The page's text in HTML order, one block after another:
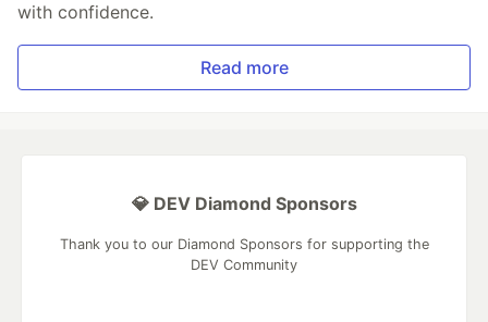
with confidence.
Read more
💎 DEV Diamond Sponsors
Thank you to our Diamond Sponsors for supporting the
DEV Community